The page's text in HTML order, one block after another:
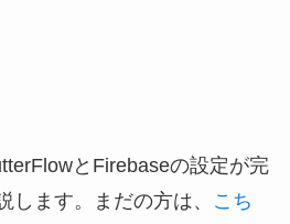
とFirebaseの設定が完
します。まだの方は、
こち